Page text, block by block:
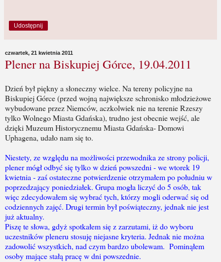
Udostępnij
czwartek, 21 kwietnia 2011
Plener na Biskupiej Górce, 19.04.2011
Dzień był piękny a słoneczny wielce. Na tereny policyjne na
Biskupiej Górce (przed wojną największe schronisko młodzieżowe
wybudowane przez Niemców, aczkolwiek nie na terenie Rzeszy
tylko Wolnego Miasta Gdańska), trudno jest obecnie wejść, ale
dzięki Muzeum Historycznemu Miasta Gdańska- Domowi
Uphagena, udało nam się to.
Niestety, ze względu na możliwości przewodnika ze strony policji,
plener mógł odbyć się tylko w dzień powszedni - we wtorek 19
kwietnia - zaś ostateczne potwierdzenie otrzymałem po południu w
poprzedzający poniedziałek. Grupa mogła liczyć do 5 osób, tak
więc zdecydowałem się wybrać tych, którzy mogli oderwać się od
codziennych zajęć. Drugi termin był poświąteczny, jednak nie jest
już aktualny.
Piszę te słowa, gdyż spotkałem się z zarzutami, iż do wyboru
uczestników pleneru stosuję niejasne kryteria. Jednak nie można
zadowolić wszystkich, nad czym bardzo ubolewam. Pominąłem
osoby mające stałą pracę w dni powszednie.